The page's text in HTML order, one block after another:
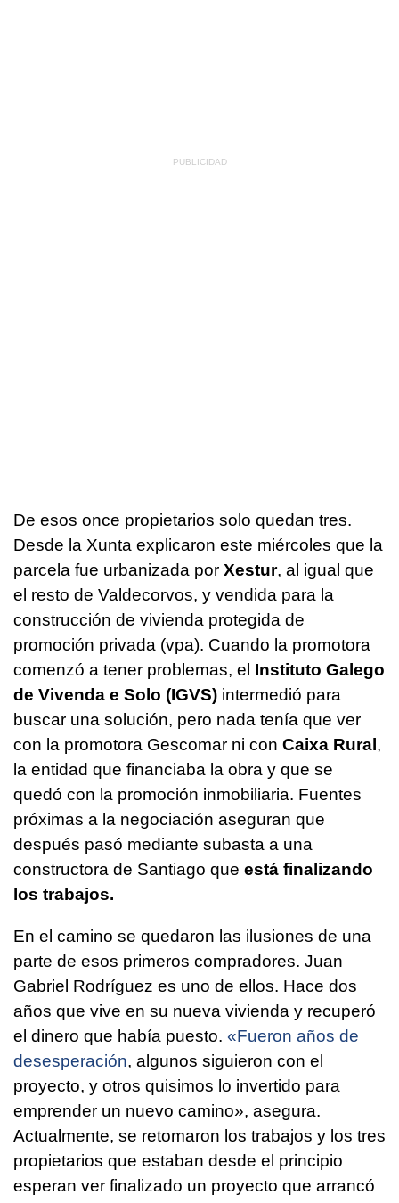
De esos once propietarios solo quedan tres.
Desde la Xunta explicaron este miércoles que la
parcela fue urbanizada por Xestur, al igual que
el resto de Valdecorvos, y vendida para la
construcción de vivienda protegida de
promoción privada (vpa). Cuando la promotora
comenzó a tener problemas, el Instituto Galego
de Vivenda e Solo (IGVS) intermedió para
buscar una solución, pero nada tenía que ver
con la promotora Gescomar ni con Caixa Rural ,
la entidad que financiaba la obra y que se
quedó con la promoción inmobiliaria. Fuentes
próximas a la negociación aseguran que
después pasó mediante subasta a una
constructora de Santiago que está finalizando
los trabajos.
En el camino se quedaron las ilusiones de una
parte de esos primeros compradores. Juan
Gabriel Rodríguez es uno de ellos. Hace dos
años que vive en su nueva vivienda y recuperó
el dinero que había puesto. «Fueron años de
desesperación, algunos siguieron con el
proyecto, y otros quisimos lo invertido para
emprender un nuevo camino», asegura.
Actualmente, se retomaron los trabajos y los tres
propietarios que estaban desde el principio
esperan ver finalizado un proyecto que arrancó